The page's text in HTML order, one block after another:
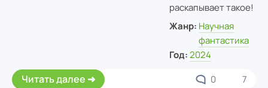
раскапывает такое!
Жанр: Научная
фантастика
Год: 2024
Читать далее 0 7